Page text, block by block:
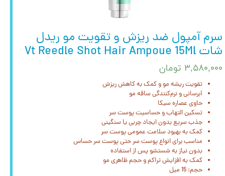
سرم آمپول ضد ریزش و تقویت مو ریدل
شات Vt Reedle Shot Hair Ampoue 15Ml
۳,۵۸۰,۰۰۰ تومان
تقویت ریشه مو و کمک به کاهش ریزش
آبرسانی و نرم‌کنندگی ساقه مو
حاوی عصاره سیکا
تسکین التهاب و حساسیت پوست سر
جذب سریع بدون ایجاد چربی یا سنگینی
کمک به بهبود سلامت عمومی پوست سر
مناسب برای انواع پوست سر حتی پوست سر حساس
بدون نیاز به شستشو پس از استفاده
کمک به افزایش تراکم و حجم ظاهری مو
حجم: 15 میل